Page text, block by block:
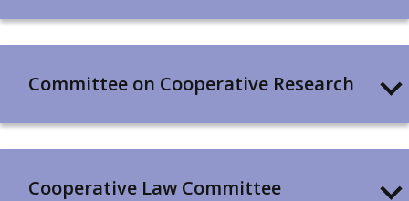
Committee on Cooperative Research
Cooperative Law Committee